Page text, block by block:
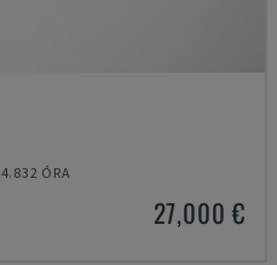
4.832 ÓRA
27,000 €